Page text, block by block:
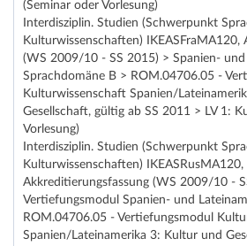
(Seminar oder Vorlesung)
Interdisziplin. Studien (Schwerpunkt
Kulturwissenschaften) IKEASFraMA120,
(WS 2009/10 - SS 2015) > Spanien-
Sprachdomäne B > ROM.04706.05 -
Kulturwissenschaft Spanien/
Gesellschaft, gültig ab SS 2011 > LV 1:
Vorlesung)
Interdisziplin. Studien (Schwerpunkt
Kulturwissenschaften) IKEASRusMA120,
Akkreditierungsfassung (WS 2009/10 -
Vertiefungsmodul Spanien- und
ROM.04706.05 - Vertiefungsmodul
Spanien/Lateinamerika 3: Kultur und